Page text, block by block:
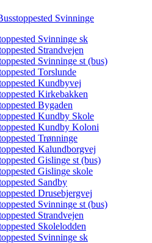
Svinninge
Svinninge sk
Strandvejen
Svinninge st (bus)
Torslunde
Kundbyvej
Kirkebakken
Bygaden
Kundby Skole
Kundby Koloni
Trønninge
Kalundborgvej
Gislinge st (bus)
Gislinge skole
Sandby
Drusebjergvej
Svinninge st (bus)
Strandvejen
Skolelodden
Svinninge sk